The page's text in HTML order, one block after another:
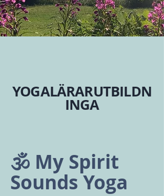
YOGALÄRARUTBILDN
INGA
🕉️ My Spirit
Sounds Yoga